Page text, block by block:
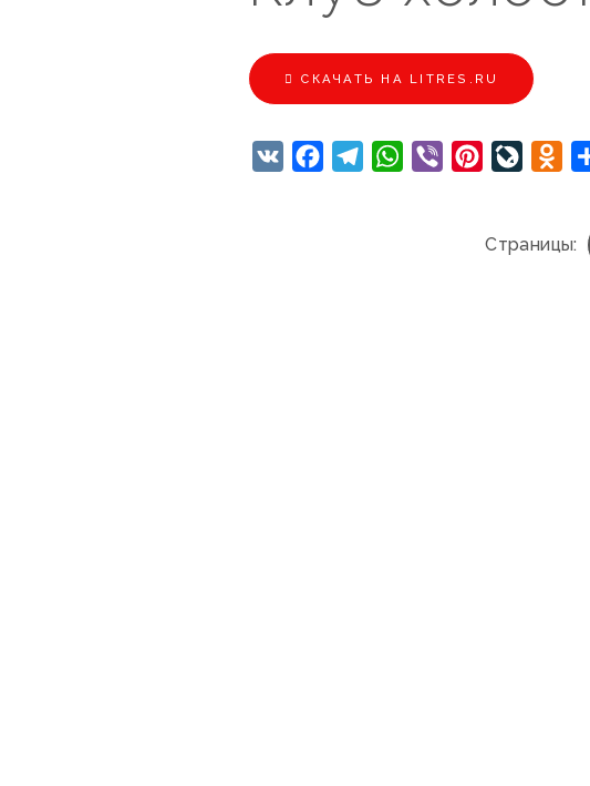
CКАЧАТЬ НА LITRES.RU
VK FacebookTelegramWhatsApp
Viber Pinterest
Страницы: